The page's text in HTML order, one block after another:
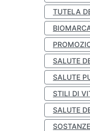
TUTELA
SALUTE
SALUTE
STILI DI
SALUTE